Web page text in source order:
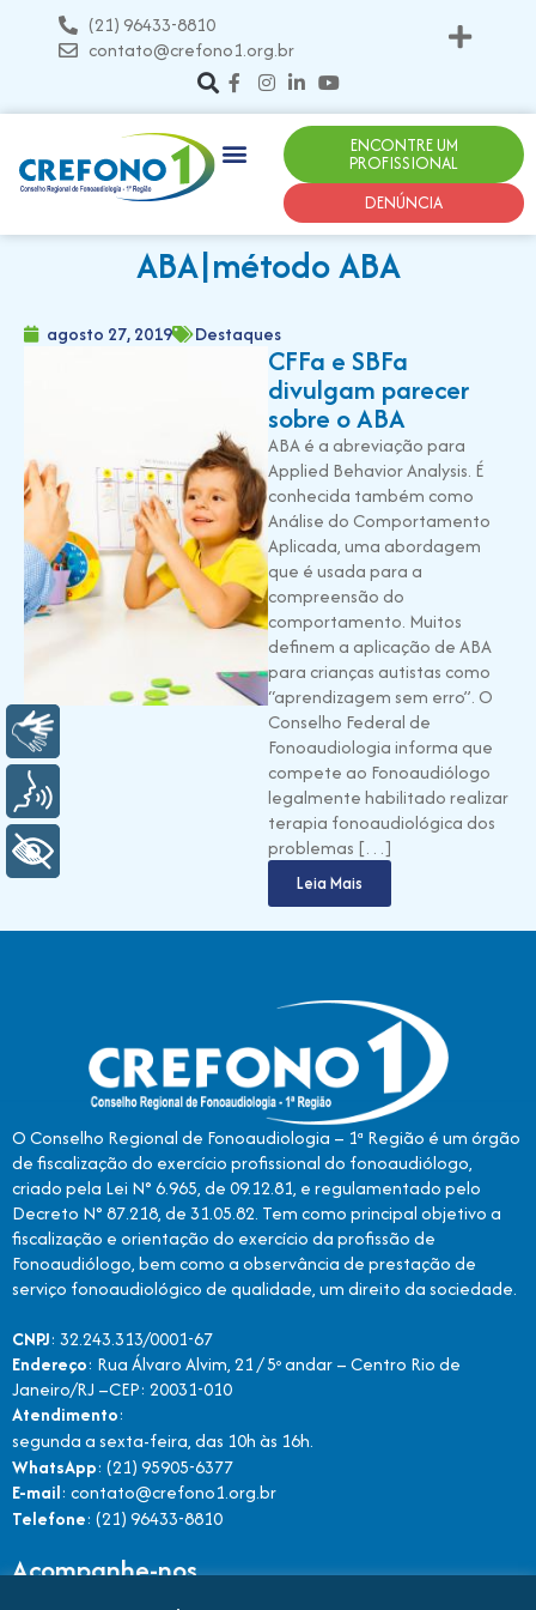
(21) 96433-8810
contato@crefono1.org.br
ENCONTRE UM
PROFISSIONAL
DENÚNCIA
ABA|método ABA
agosto 27, 2019 Destaques
CFFa e SBFa
divulgam parecer
sobre o ABA
ABA é a abreviação para
Applied Behavior Analysis. É
conhecida também como
Análise do Comportamento
Aplicada, uma abordagem
que é usada para a
compreensão do
comportamento. Muitos
definem a aplicação de ABA
para crianças autistas como
“aprendizagem sem erro”. O
Conselho Federal de
Fonoaudiologia informa que
compete ao Fonoaudiólogo
legalmente habilitado realizar
terapia fonoaudiológica dos
problemas […]
Leia Mais
O Conselho Regional de Fonoaudiologia – 1ª Região é um órgão
de fiscalização do exercício profissional do fonoaudiólogo,
criado pela Lei N° 6.965, de 09.12.81, e regulamentado pelo
Decreto N° 87.218, de 31.05.82. Tem como principal objetivo a
fiscalização e orientação do exercício da profissão de
Fonoaudiólogo, bem como a observância de prestação de
serviço fonoaudiológico de qualidade, um direito da sociedade.
CNPJ: 32.243.313/0001-67
Endereço: Rua Álvaro Alvim, 21 / 5º andar – Centro Rio de
Janeiro/RJ –CEP: 20031-010
Atendimento:
segunda a sexta-feira, das 10h às 16h.
WhatsApp: (21) 95905-6377
E-mail: contato@crefono1.org.br
Telefone: (21) 96433-8810
Acompanhe-nos